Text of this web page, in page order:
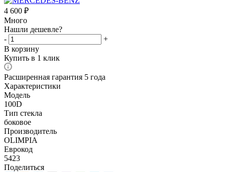
4 600 ₽
Много
Нашли дешевле?
-
+
В корзину
Купить в 1 клик
Расширенная гарантия 5 года
Характеристики
Модель
100D
Тип стекла
боковое
Производитель
OLIMPIA
Еврокод
5423
Поделиться